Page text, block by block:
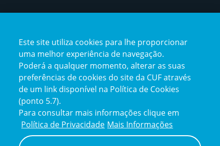
certification2certification3
Reclamações
e
elogios
Este site utiliza cookies para lhe proporcionar
uma melhor experiência de navegação.
Poderá a qualquer momento, alterar as suas
preferências de cookies do site da CUF através
de um link disponível na Política de Cookies
(ponto 5.7).
Para consultar mais informações clique em
Política de Privacidade Mais Informações